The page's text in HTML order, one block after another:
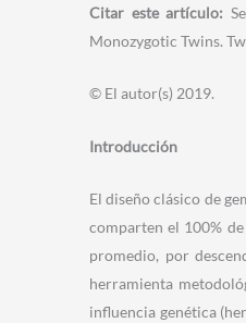
Citar este artículo:
Monozygotic Twins.
© El autor(s) 2019.
Introducción
El diseño clásico de
comparten el 100%
promedio, por
herramienta
influencia genética